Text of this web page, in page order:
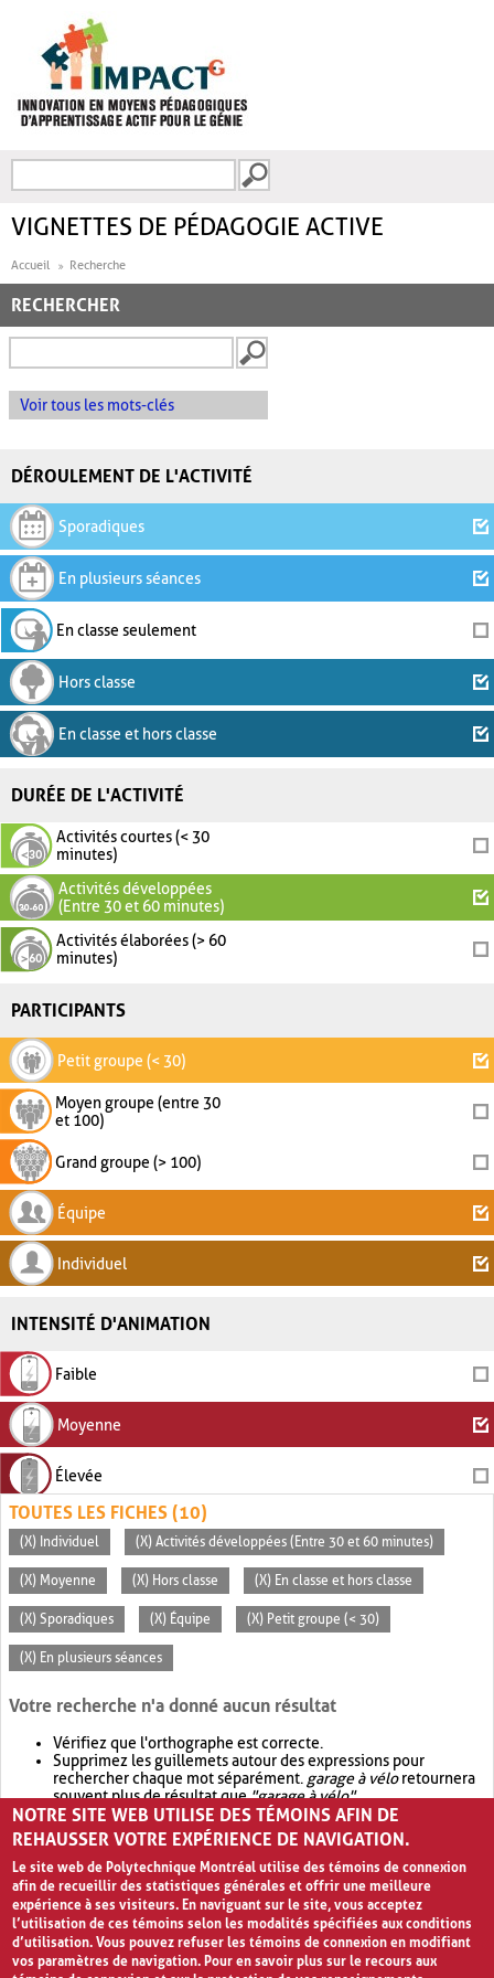
FORMULAIRE DE
VIGNETTES DE PÉDAGOGIE ACTIVE
Accueil Recherche
RECHERCHER
Voir tous les mots-clés
DÉROULEMENT DE L'ACTIVITÉ
Sporadiques
En plusieurs séances
En classe seulement
Hors classe
En classe et hors classe
DURÉE DE L'ACTIVITÉ
Activités courtes (< 30
minutes)
Activités développées
(Entre 30 et 60 minutes)
Activités élaborées (> 60
minutes)
PARTICIPANTS
Petit groupe (< 30)
Moyen groupe (entre 30
et 100)
Grand groupe (> 100)
Équipe
Individuel
INTENSITÉ D'ANIMATION
Faible
Moyenne
Élevée
TOUTES LES FICHES (10)
(X) Individuel (X) Activités développées (Entre 30 et 60 minutes)
(X) Moyenne (X) Hors classe (X) En classe et hors classe
(X) Sporadiques (X) Équipe (X) Petit groupe (< 30)
(X) En plusieurs séances
Votre recherche n'a donné aucun résultat
Vérifiez que l'orthographe est correcte.
Supprimez les guillemets autour des expressions pour
rechercher chaque mot séparément. garage à véloretournera
souvent plus de résultat que"garage à vélo".
Envisagez d'élargir votre recherche avec OR.garage OR vélo
retournera souvent plus de résultat quegarage à vélo
NOTRE SITE WEB UTILISE DES TÉMOINS AFIN DE
REHAUSSER VOTRE EXPÉRIENCE DE NAVIGATION.
Le site web de Polytechnique Montréal utilise des témoins de connexion
afin de recueillir des statistiques générales et offrir une meilleure
expérience à ses visiteurs. En naviguant sur le site, vous acceptez
l’utilisation de ces témoins selon les modalités spécifiées aux conditions
d’utilisation. Vous pouvez refuser les témoins de connexion en modifiant
vos paramètres de navigation. Pour en savoir plus sur le recours aux